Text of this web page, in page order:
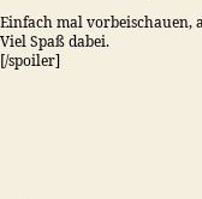
Einfach mal vorbeischauen,
Viel Spaß dabei.
[/spoiler]